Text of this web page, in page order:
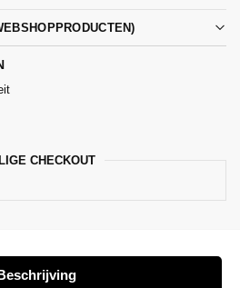
CHECKOUT